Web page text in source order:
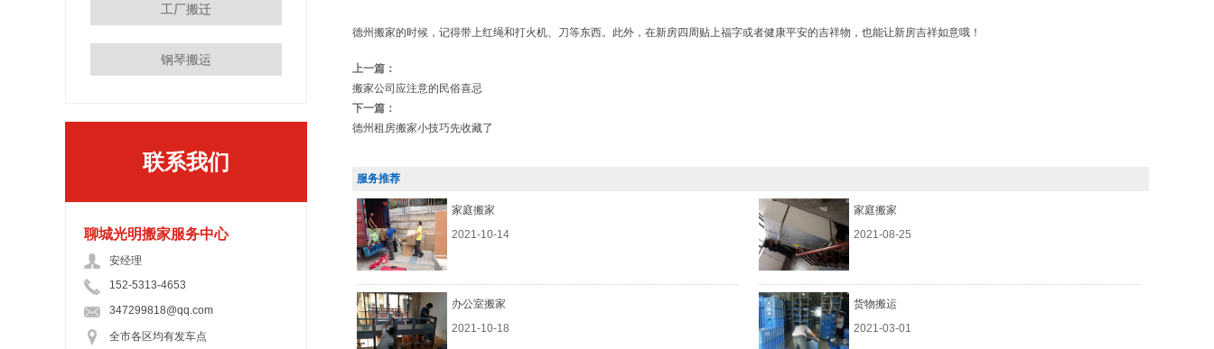
工厂搬迁
钢琴搬运
联系我们
聊城光明搬家服务中心
安经理
152-5313-4653
347299818@qq.com
全市各区均有发车点
德州搬家的时候，记得带上红绳和打火机、刀等东西。此外，在新房四周贴上福字或者健康平安的吉祥物，也能让新房吉祥如意哦！
上一篇：
搬家公司应注意的民俗喜忌
下一篇：
德州租房搬家小技巧先收藏了
服务推荐
家庭搬家
2021-10-14
家庭搬家
2021-08-25
办公室搬家
2021-10-18
货物搬运
2021-03-01